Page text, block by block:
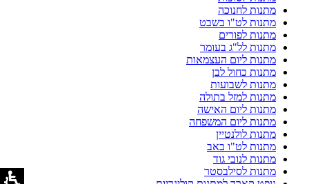
מתנות לחנוכה
מתנות לט"ו בשבט
מתנות לפורים
מתנות לל"ג בעומר
מתנות ליום העצמאות
מתנות כחול לבן
מתנות לשבועות
מתנות למזל בתולה
מתנות ליום האישה
מתנות ליום המשפחה
מתנות לולנטיין
מתנות לט"ו באב
מתנות לנובי גוד
מתנות לסילבסטר